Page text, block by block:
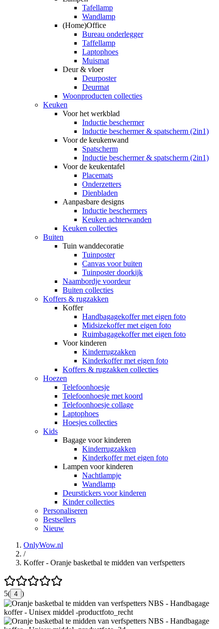
Tafellamp
Wandlamp
(Home)Office
Bureau onderlegger
Taffellamp
Laptophoes
Muismat
Deur & vloer
Deurposter
Deurmat
Woonproducten collecties
Keuken
Voor het werkblad
Inductie beschermer
Inductie beschermer & spatscherm (2in1)
Voor de keukenwand
Spatscherm
Inductie beschermer & spatscherm (2in1)
Voor de keukentafel
Placemats
Onderzetters
Dienbladen
Aanpasbare designs
Inductie beschermers
Keuken achterwanden
Keuken collecties
Buiten
Tuin wanddecoratie
Tuinposter
Canvas voor buiten
Tuinposter doorkijk
Naambordje voordeur
Buiten collecties
Koffers & rugzakken
Koffer
Handbagagekoffer met eigen foto
Midsizekoffer met eigen foto
Ruimbagagekoffer met eigen foto
Voor kinderen
Kinderrugzakken
Kinderkoffer met eigen foto
Koffers & rugzakken collecties
Hoezen
Telefoonhoesje
Telefoonhoesje met koord
Telefoonhoesje collage
Laptophoes
Hoesjes collecties
Kids
Bagage voor kinderen
Kinderrugzakken
Kinderkoffer met eigen foto
Lampen voor kinderen
Nachtlampje
Wandlamp
Deurstickers voor kinderen
Kinder collecties
Personaliseren
Bestsellers
Nieuw
OnlyWow.nl
/
Koffer - Oranje basketbal te midden van verfspetters
5( 4 )